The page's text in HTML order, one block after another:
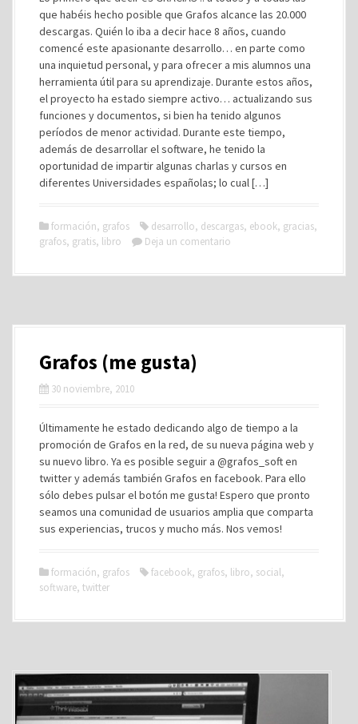
que habéis hecho posible que Grafos alcance las 20.000
descargas. Quién lo iba a decir hace 8 años, cuando
comencé este apasionante desarrollo… en parte como
una inquietud personal, y para ofrecer a mis alumnos una
herramienta útil para su aprendizaje. Durante estos años,
el proyecto ha estado siempre activo… actualizando sus
funciones y documentos, si bien ha tenido algunos
períodos de menor actividad. Durante este tiempo,
además de desarrollar el software, he tenido la
oportunidad de impartir algunas charlas y cursos en
diferentes Universidades españolas; lo cual […]
formación, grafos desarrollo, descargas, ebook, gracias,
grafos, gratis, libro Deja un comentario
Grafos (me gusta)
30 noviembre, 2010
Últimamente he estado dedicando algo de tiempo a la
promoción de Grafos en la red, de su nueva página web y
su nuevo libro. Ya es posible seguir a @grafos_soft en
twitter y además también Grafos en facebook. Para ello
sólo debes pulsar el botón me gusta! Espero que pronto
seamos una comunidad de usuarios amplia que comparta
sus experiencias, trucos y mucho más. Nos vemos!
formación, grafos facebook, grafos, libro, social,
software, twitter